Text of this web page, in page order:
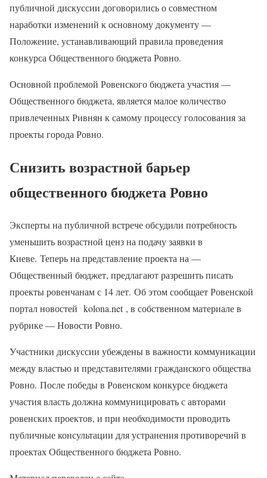
публичной дискуссии договорились о совместном
наработки изменений к основному документу —
Положение, устанавливающий правила проведения
конкурса Общественного бюджета Ровно.
Основной проблемой Ровенского бюджета участия —
Общественного бюджета, является малое количество
привлеченных Ривнян к самому процессу голосования за
проекты города Ровно.
Снизить возрастной барьер
общественного бюджета Ровно
Эксперты на публичной встрече обсудили потребность
уменьшить возрастной ценз на подачу заявки в
Киеве. Теперь на представление проекта на —
Общественный бюджет, предлагают разрешить писать
проекты ровенчанам с 14 лет. Об этом сообщает Ровенской
портал новостей kolona.net , в собственном материале в
рубрике — Новости Ровно.
Участники дискуссии убеждены в важности коммуникации
между властью и представителями гражданского общества
Ровно. После победы в Ровенском конкурсе бюджета
участия власть должна коммуницировать с авторами
ровенских проектов, и при необходимости проводить
публичные консультации для устранения противоречий в
проектах Общественного бюджета Ровно.